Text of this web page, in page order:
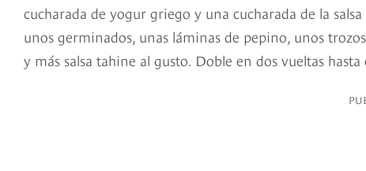
cucharada de yogur griego y una cucharada de la
unos germinados, unas láminas de pepino, unos
y más salsa tahine al gusto. Doble en dos vueltas